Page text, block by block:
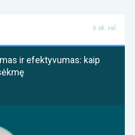
6 ak. val.
ir efektyvumas: kaip